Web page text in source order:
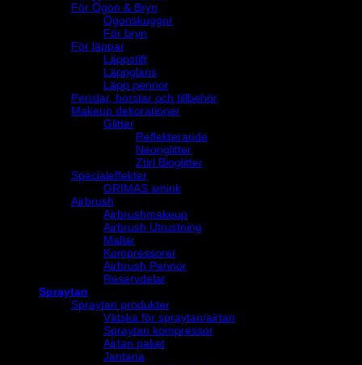
För Ögon & Bryn
Ögonskuggor
För bryn
För läppar
Läppstift
Läppglans
Läpp pennor
Penslar, borstar och tillbehör
Makeup dekorationer
Glitter
Reflekterande
Neonglitter
Ztirl Bioglitter
Specialeffekter
GRIMAS smink
Airbrush
Airbrushmakeup
Airbrush Utrustning
Mallar
Kompressorer
Airbrush Pennor
Reservdelar
Spraytan
Spraytan produkter
Vätska för spraytan/airtan
Spraytan kompressor
Airtan paket
Jantana